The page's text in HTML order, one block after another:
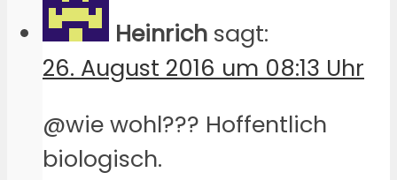
Heinrich sagt:
26. August 2016 um 08:13 Uhr
@wie wohl??? Hoffentlich
biologisch.